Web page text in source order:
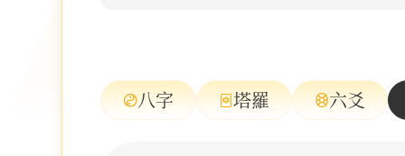
八字 塔羅 六爻